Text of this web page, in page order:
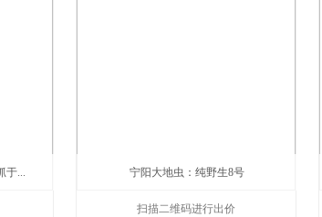
于... 宁阳大地虫：纯野生8号
扫描二维码进行出价